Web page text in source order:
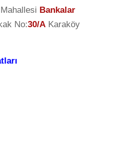
Bankalar
No:30/AKaraköy